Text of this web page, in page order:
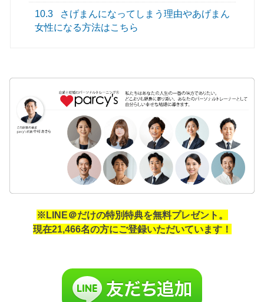
10.3
さげまんになってしまう理由やあげまん
女性になる方法はこちら
※LINE＠だけの特別特典を無料プレゼント。
現在21,466名の方にご登録いただいています！